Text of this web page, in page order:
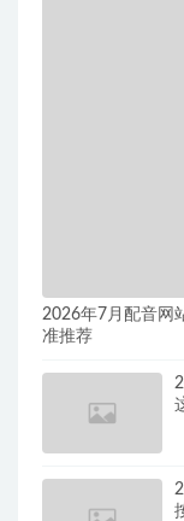
2026年7月配音网
准推荐